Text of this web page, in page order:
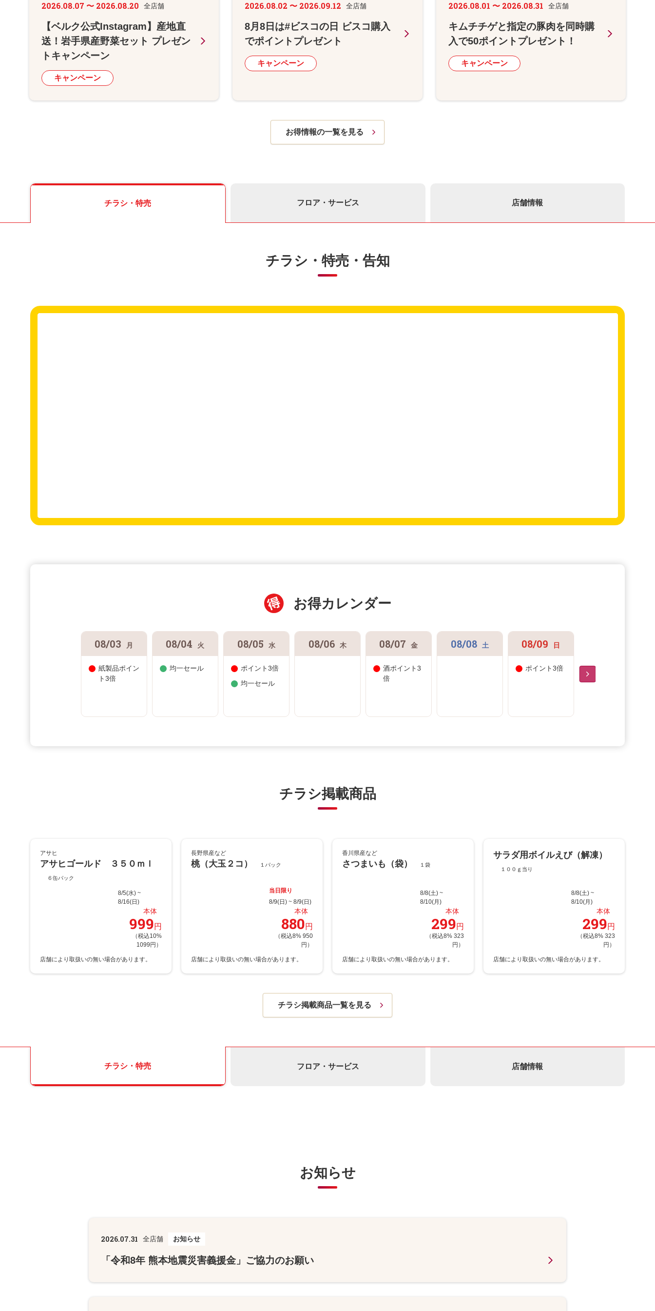
2026.08.07 〜 2026.08.20 全店舗
【ベルク公式Instagram】産地直
送！岩手県産野菜セット プレゼン
トキャンペーン
キャンペーン
2026.08.02 〜 2026.09.12 全店舗
8月8日は#ビスコの日 ビスコ購入
でポイントプレゼント
キャンペーン
2026.08.01 〜 2026.08.31 全店舗
キムチチゲと指定の豚肉を同時購
入で50ポイントプレゼント！
キャンペーン
お得情報の一覧を見る
チラシ・特売 フロア・サービス 店舗情報
お得カレンダー
08/03 月
紙製品ポイン
ト3倍
08/04 火
均一セール
08/05 水
ポイント3倍
均一セール
08/06 木 08/07 金
酒ポイント3
倍
08/08 土 08/09 日
ポイント3倍
チラシ掲載商品
アサヒ
アサヒゴールド ３５０ｍｌ
６缶パック
8/5(水) ~
8/16(日)
本体
999円
（税込10%
1099円）
長野県産など
桃（大玉２コ） １パック
当日限り
8/9(日) ~ 8/9(日)
本体
880円
（税込8% 950
円）
香川県産など
さつまいも（袋） １袋
8/8(土) ~
8/10(月)
本体
299円
（税込8% 323
円）
サラダ用ボイルえび（解凍）
１００ｇ当り
8/8(土) ~
8/10(月)
本体
299円
（税込8% 323
円）
チラシ掲載商品一覧を見る
チラシ・特売 フロア・サービス 店舗情報
お知らせ
2026.07.31 全店舗 お知らせ
「令和8年 熊本地震災害義援金」ご協力のお願い